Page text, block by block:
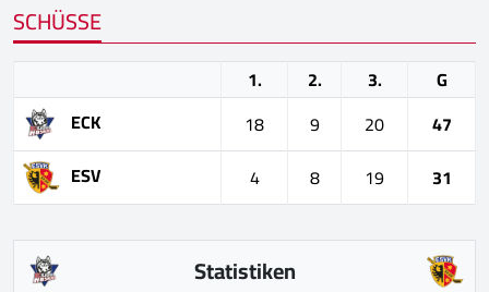
SCHÜSSE
1. 2. 3.
G
ECK
18 9 20
47
ESV
4 8 19 31
Statistiken